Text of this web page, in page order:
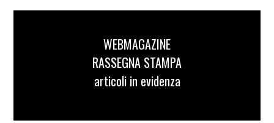
WEBMAGAZINE
RASSEGNA STAMPA
articoli in evidenza